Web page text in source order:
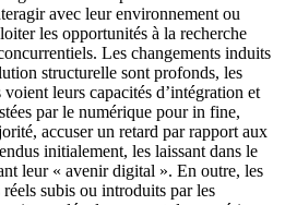
avec leur environnement ou
les opportunités à la recherche
Les changements induits
structurelle sont profonds, les
voient leurs capacités d’intégration et
par le numérique pour in fine,
accuser un retard par rapport aux
initialement, les laissant dans le
leur « avenir digital ». En outre, les
réels subis ou introduits par les